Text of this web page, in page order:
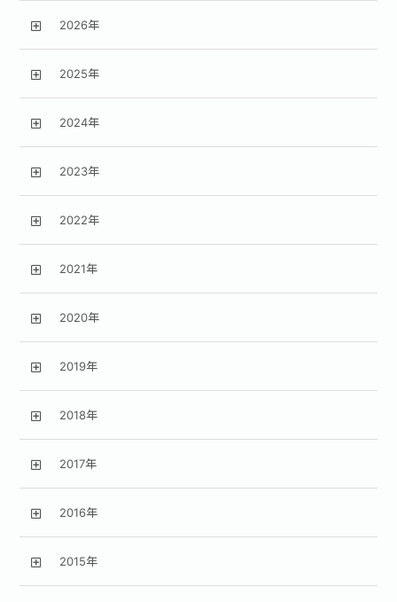
2026年
2025年
2024年
2023年
2022年
2021年
2020年
2019年
2018年
2017年
2016年
2015年